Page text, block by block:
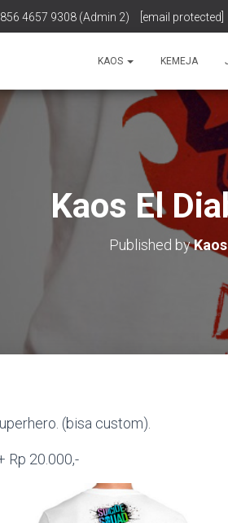
4657 9308 (Admin 2) [email protected]
KAOS KEMEJA
Kaos El
Published by
(bisa custom).
Rp 20.000,-